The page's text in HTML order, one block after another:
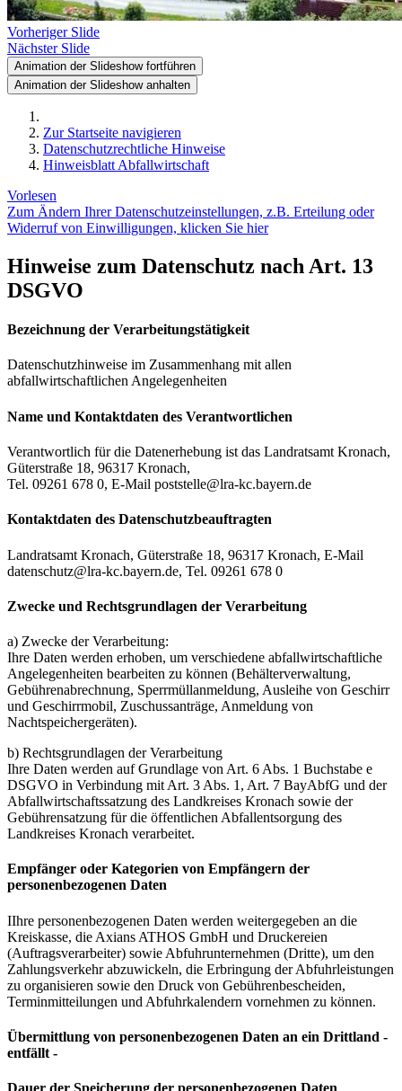
Vorheriger Slide
Nächster Slide
Animation der Slideshow fortführen
Animation der Slideshow anhalten
Zur Startseite navigieren
Datenschutzrechtliche Hinweise
Hinweisblatt Abfallwirtschaft
Vorlesen
Zum Ändern Ihrer Datenschutzeinstellungen, z.B. Erteilung oder
Widerruf von Einwilligungen, klicken Sie hier
Hinweise zum Datenschutz nach Art. 13
DSGVO
Bezeichnung der Verarbeitungstätigkeit
Datenschutzhinweise im Zusammenhang mit allen
abfallwirtschaftlichen Angelegenheiten
Name und Kontaktdaten des Verantwortlichen
Verantwortlich für die Datenerhebung ist das Landratsamt Kronach,
Güterstraße 18, 96317 Kronach,
Tel. 09261 678 0, E-Mail poststelle@lra-kc.bayern.de
Kontaktdaten des Datenschutzbeauftragten
Landratsamt Kronach, Güterstraße 18, 96317 Kronach, E-Mail
datenschutz@lra-kc.bayern.de, Tel. 09261 678 0
Zwecke und Rechtsgrundlagen der Verarbeitung
a) Zwecke der Verarbeitung:
Ihre Daten werden erhoben, um verschiedene abfallwirtschaftliche
Angelegenheiten bearbeiten zu können (Behälterverwaltung,
Gebührenabrechnung, Sperrmüllanmeldung, Ausleihe von Geschirr
und Geschirrmobil, Zuschussanträge, Anmeldung von
Nachtspeichergeräten).
b) Rechtsgrundlagen der Verarbeitung
Ihre Daten werden auf Grundlage von Art. 6 Abs. 1 Buchstabe e
DSGVO in Verbindung mit Art. 3 Abs. 1, Art. 7 BayAbfG und der
Abfallwirtschaftssatzung des Landkreises Kronach sowie der
Gebührensatzung für die öffentlichen Abfallentsorgung des
Landkreises Kronach verarbeitet.
Empfänger oder Kategorien von Empfängern der
personenbezogenen Daten
IIhre personenbezogenen Daten werden weitergegeben an die
Kreiskasse, die Axians ATHOS GmbH und Druckereien
(Auftragsverarbeiter) sowie Abfuhrunternehmen (Dritte), um den
Zahlungsverkehr abzuwickeln, die Erbringung der Abfuhrleistungen
zu organisieren sowie den Druck von Gebührenbescheiden,
Terminmitteilungen und Abfuhrkalendern vornehmen zu können.
Übermittlung von personenbezogenen Daten an ein Drittland -
entfällt -
Dauer der Speicherung der personenbezogenen Daten